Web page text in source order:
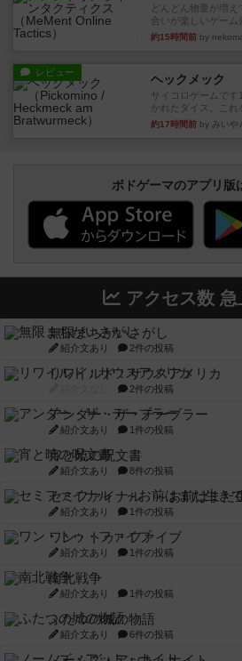
どんどん物量が増
合いが楽しいゲーム
約15時間前 by
レビュー ヘックメック
サイコロゲームで
かれたダイス。これ
約17時間前 by みいや
ボドゲーマのアプリ版
アクセス数 急
無限まちがいさがし
紹介文あり 2件の投稿
リワイルド：サウスアメリカ
2件の投稿
アンダー・ザ・テーブラー
紹介文あり 1件の投稿
宵と暁の呪文書
紹介文あり 8件の投稿
セミファイナル ～お前はまだ
紹介文あり 1件の投稿
ワン・トゥ・ファイブ
紹介文あり 1件の投稿
南北戦争
紹介文あり 1件の投稿
ふたつの城の物語
紹介文あり 6件の投稿